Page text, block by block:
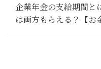
企業年金の支給期間と
は両方もらえる？【お